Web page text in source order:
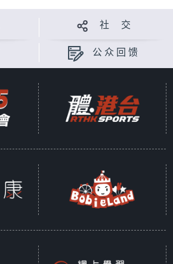
社 交
公众回馈